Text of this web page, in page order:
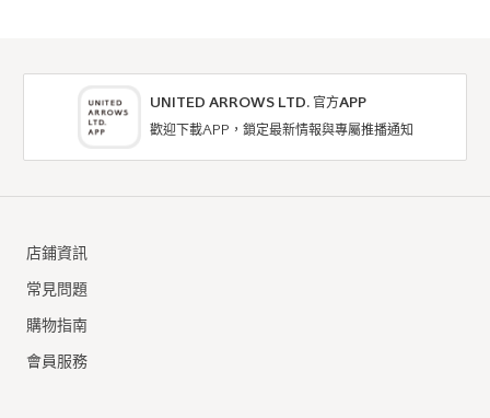
UNITED ARROWS LTD. 官方APP
歡迎下載APP，鎖定最新情報與專屬推播通知
店鋪資訊
常見問題
購物指南
會員服務